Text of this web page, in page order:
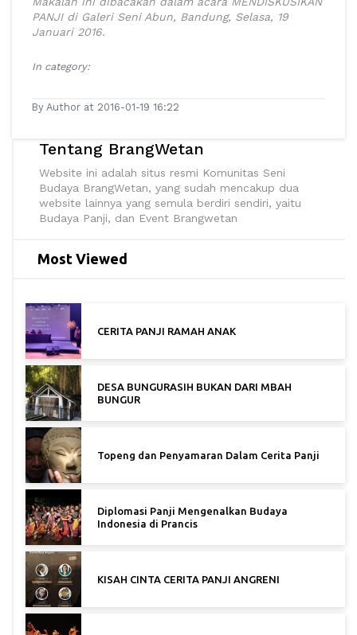
PANJI di Galeri Seni Abun, Bandung, Selasa, 19
Januari 2016.
In category:
By Author at 2016-01-19 16:22
Tentang BrangWetan
Website ini adalah situs resmi Komunitas Seni
Budaya BrangWetan, yang sudah mencakup dua
website lainnya yang semula berdiri sendiri, yaitu
Budaya Panji, dan Event Brangwetan
Most Viewed
CERITA PANJI RAMAH ANAK
DESA BUNGURASIH BUKAN DARI MBAH
BUNGUR
Topeng dan Penyamaran Dalam Cerita Panji
Diplomasi Panji Mengenalkan Budaya
Indonesia di Prancis
KISAH CINTA CERITA PANJI ANGRENI